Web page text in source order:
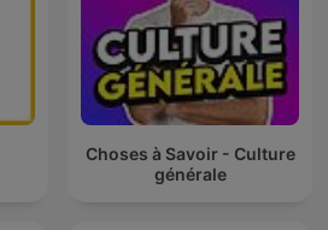
Choses à Savoir - Culture
générale